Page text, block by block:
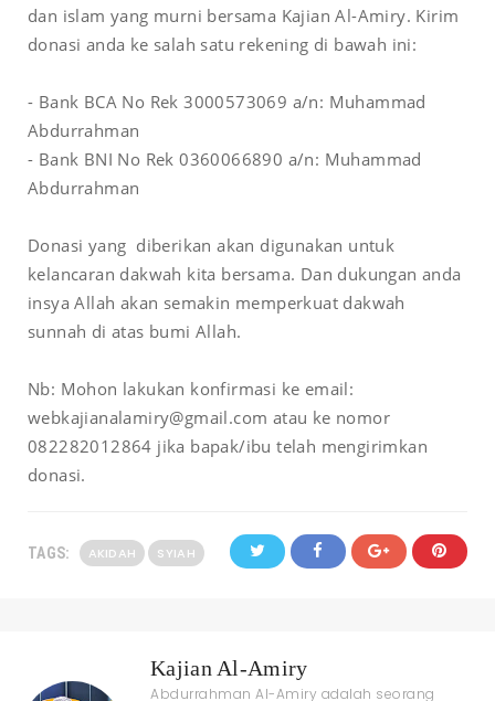
dan islam yang murni bersama Kajian Al-Amiry. Kirim
donasi anda ke salah satu rekening di bawah ini:
- Bank BCA No Rek 3000573069 a/n: Muhammad
Abdurrahman
- Bank BNI No Rek 0360066890 a/n: Muhammad
Abdurrahman
Donasi yang diberikan akan digunakan untuk
kelancaran dakwah kita bersama. Dan dukungan anda
insya Allah akan semakin memperkuat dakwah
sunnah di atas bumi Allah.
Nb: Mohon lakukan konfirmasi ke email:
webkajianalamiry@gmail.com atau ke nomor
082282012864 jika bapak/ibu telah mengirimkan
donasi.
TAGS: AKIDAH SYIAH
Kajian Al-Amiry
Abdurrahman Al-Amiry adalah seorang